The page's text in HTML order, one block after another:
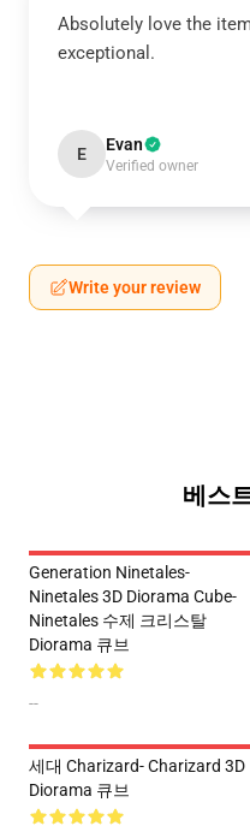
Absolutely love the
exceptional.
E Evan
Verified owner
Write your review
베스
Generation Ninetales-
Ninetales 3D Diorama Cube-
Ninetales 수제 크리스탈
Diorama 큐브
--
세대 Charizard- Charizard 3D
Diorama 큐브